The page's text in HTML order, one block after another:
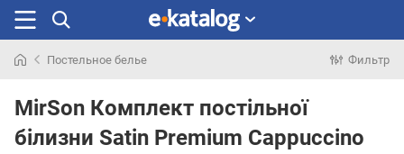
раньше
Постельное белье Фильтр
MirSon Комплект постільної
білизни Satin Premium Cappuccino